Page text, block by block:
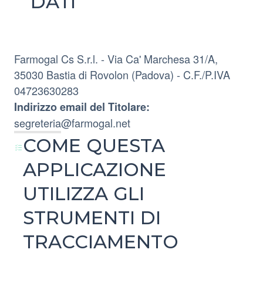
Farmogal Cs S.r.l. - Via Ca' Marchesa 31/A,
35030 Bastia di Rovolon (Padova) - C.F./P.IVA
04723630283
Indirizzo email del Titolare:
segreteria@farmogal.net
COME QUESTA
APPLICAZIONE
UTILIZZA GLI
STRUMENTI DI
TRACCIAMENTO